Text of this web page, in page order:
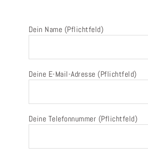
Dein Name (Pflichtfeld)
Deine E-Mail-Adresse (Pflichtfeld)
Deine Telefonnummer (Pflichtfeld)